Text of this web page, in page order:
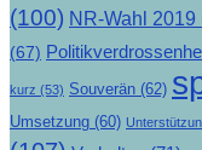
(100) NR-Wahl 2019
(67)
kurz (53) Souverän (62)
Umsetzung (60)